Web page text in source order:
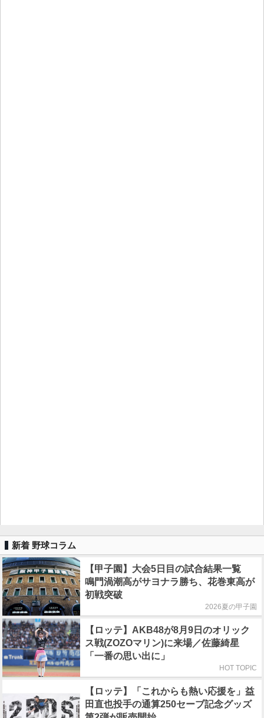
新着 野球コラム
【甲子園】大会5日目の試合結果一覧
鳴門渦潮高がサヨナラ勝ち、花巻東高が
初戦突破
2026夏の甲子園
【ロッテ】AKB48が8月9日のオリック
ス戦(ZOZOマリン)に来場／佐藤綺星
「一番の思い出に」
HOT TOPIC
【ロッテ】「これからも熱い応援を」益
田直也投手の通算250セーブ記念グッズ